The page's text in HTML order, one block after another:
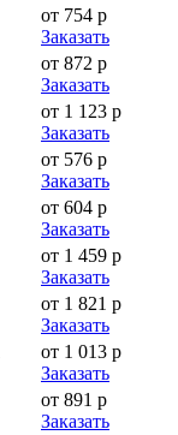
от 754 р
Заказать
от 872 р
Заказать
от 1 123 р
Заказать
от 576 р
Заказать
от 604 р
Заказать
от 1 459 р
Заказать
от 1 821 р
Заказать
от 1 013 р
Заказать
от 891 р
Заказать